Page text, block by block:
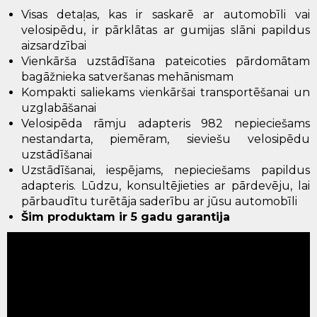
Visas detaļas, kas ir saskarē ar automobīli vai
velosipēdu, ir pārklātas ar gumijas slāni papildus
aizsardzībai
Vienkārša uzstādīšana pateicoties pārdomātam
bagāžnieka satveršanas mehānismam
Kompakti saliekams vienkāršai transportēšanai un
uzglabāšanai
Velosipēda rāmju adapteris 982 nepieciešams
nestandarta, piemēram, sieviešu velosipēdu
uzstādīšanai
Uzstādīšanai, iespējams, nepieciešams papildus
adapteris. Lūdzu, konsultējieties ar pārdevēju, lai
pārbaudītu turētāja saderību ar jūsu automobīli
Šim produktam ir 5 gadu garantija